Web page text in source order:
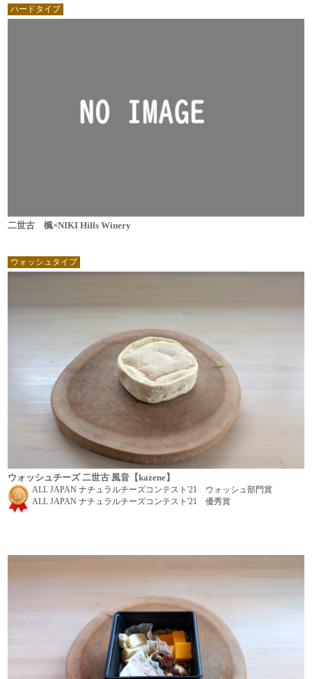
ハードタイプ
二世古 楓×NIKI Hills Winery
ウォッシュタイプ
ウォッシュチーズ 二世古 風音【kazene】
ALL JAPAN ナチュラルチーズコンテスト'21 ウォッシュ部門賞
ALL JAPAN ナチュラルチーズコンテスト'21 優秀賞